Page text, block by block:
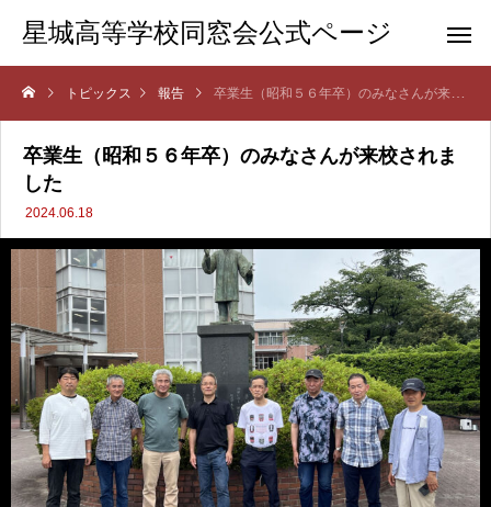
星城高等学校同窓会公式ページ
トピックス 報告 卒業生（昭和５６年卒）のみなさんが来校されました
卒業生（昭和５６年卒）のみなさんが来校されま
した
2024.06.18